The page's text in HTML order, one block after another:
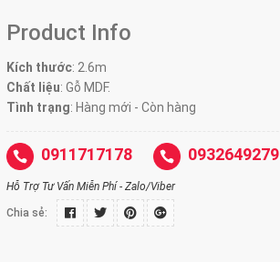
Product Info
Kích thước: 2.6m
Chất liệu: Gỗ MDF.
Tình trạng: Hàng mới - Còn hàng
0911717178 0932649279
Hỗ Trợ Tư Vấn Miễn Phí - Zalo/Viber
Chia sẻ: